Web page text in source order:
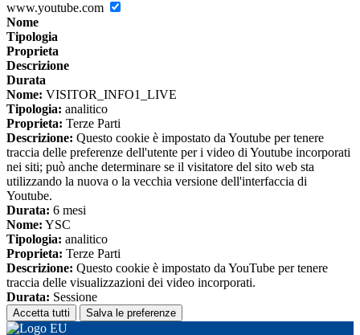
www.youtube.com
Nome
Tipologia
Proprieta
Descrizione
Durata
Nome: VISITOR_INFO1_LIVE
Tipologia: analitico
Proprieta: Terze Parti
Descrizione: Questo cookie è impostato da Youtube per tenere
traccia delle preferenze dell'utente per i video di Youtube incorporati
nei siti; può anche determinare se il visitatore del sito web sta
utilizzando la nuova o la vecchia versione dell'interfaccia di
Youtube.
Durata: 6 mesi
Nome: YSC
Tipologia: analitico
Proprieta: Terze Parti
Descrizione: Questo cookie è impostato da YouTube per tenere
traccia delle visualizzazioni dei video incorporati.
Durata: Sessione
Accetta tutti Salva le preferenze